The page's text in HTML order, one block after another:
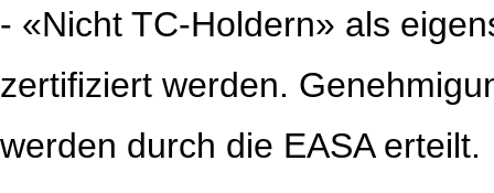
- «Nicht TC-Holdern» als
zertifiziert werden.
werden durch die EASA erteilt.